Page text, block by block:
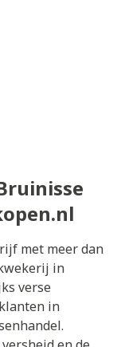
met meer dan
in
verse
in